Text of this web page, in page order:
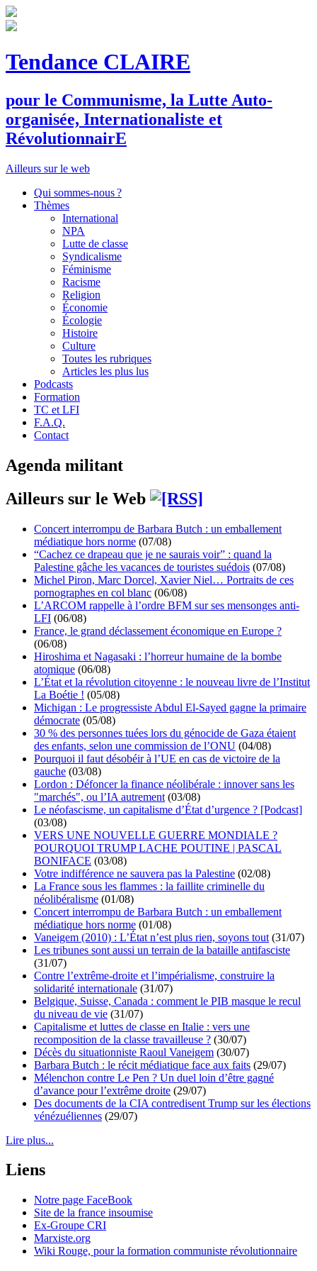
Tendance CLAIRE
pour le Communisme, la Lutte Auto-
organisée, Internationaliste et
RévolutionnairE
Ailleurs sur le web
Qui sommes-nous ?
Thèmes
International
NPA
Lutte de classe
Syndicalisme
Féminisme
Racisme
Religion
Économie
Écologie
Histoire
Culture
Toutes les rubriques
Articles les plus lus
Podcasts
Formation
TC et LFI
F.A.Q.
Contact
Agenda militant
Ailleurs sur le Web
Concert interrompu de Barbara Butch : un emballement
médiatique hors norme (07/08)
“Cachez ce drapeau que je ne saurais voir” : quand la
Palestine gâche les vacances de touristes suédois (07/08)
Michel Piron, Marc Dorcel, Xavier Niel… Portraits de ces
pornographes en col blanc (06/08)
L’ARCOM rappelle à l’ordre BFM sur ses mensonges anti-
LFI (06/08)
France, le grand déclassement économique en Europe ?
(06/08)
Hiroshima et Nagasaki : l’horreur humaine de la bombe
atomique (06/08)
L’État et la révolution citoyenne : le nouveau livre de l’Institut
La Boétie ! (05/08)
Michigan : Le progressiste Abdul El-Sayed gagne la primaire
démocrate (05/08)
30 % des personnes tuées lors du génocide de Gaza étaient
des enfants, selon une commission de l’ONU (04/08)
Pourquoi il faut désobéir à l’UE en cas de victoire de la
gauche (03/08)
Lordon : Défoncer la finance néolibérale : innover sans les
"marchés", ou l’IA autrement (03/08)
Le néofascisme, un capitalisme d’État d’urgence ? [Podcast]
(03/08)
VERS UNE NOUVELLE GUERRE MONDIALE ?
POURQUOI TRUMP LACHE POUTINE | PASCAL
BONIFACE (03/08)
Votre indifférence ne sauvera pas la Palestine (02/08)
La France sous les flammes : la faillite criminelle du
néolibéralisme (01/08)
Concert interrompu de Barbara Butch : un emballement
médiatique hors norme (01/08)
Vaneigem (2010) : L’État n’est plus rien, soyons tout (31/07)
Les tribunes sont aussi un terrain de la bataille antifasciste
(31/07)
Contre l’extrême-droite et l’impérialisme, construire la
solidarité internationale (31/07)
Belgique, Suisse, Canada : comment le PIB masque le recul
du niveau de vie (31/07)
Capitalisme et luttes de classe en Italie : vers une
recomposition de la classe travailleuse ? (30/07)
Décès du situationniste Raoul Vaneigem (30/07)
Barbara Butch : le récit médiatique face aux faits (29/07)
Mélenchon contre Le Pen ? Un duel loin d’être gagné
d’avance pour l’extrême droite (29/07)
Des documents de la CIA contredisent Trump sur les élections
vénézuéliennes (29/07)
Lire plus...
Liens
Notre page FaceBook
Site de la france insoumise
Ex-Groupe CRI
Marxiste.org
Wiki Rouge, pour la formation communiste révolutionnaire